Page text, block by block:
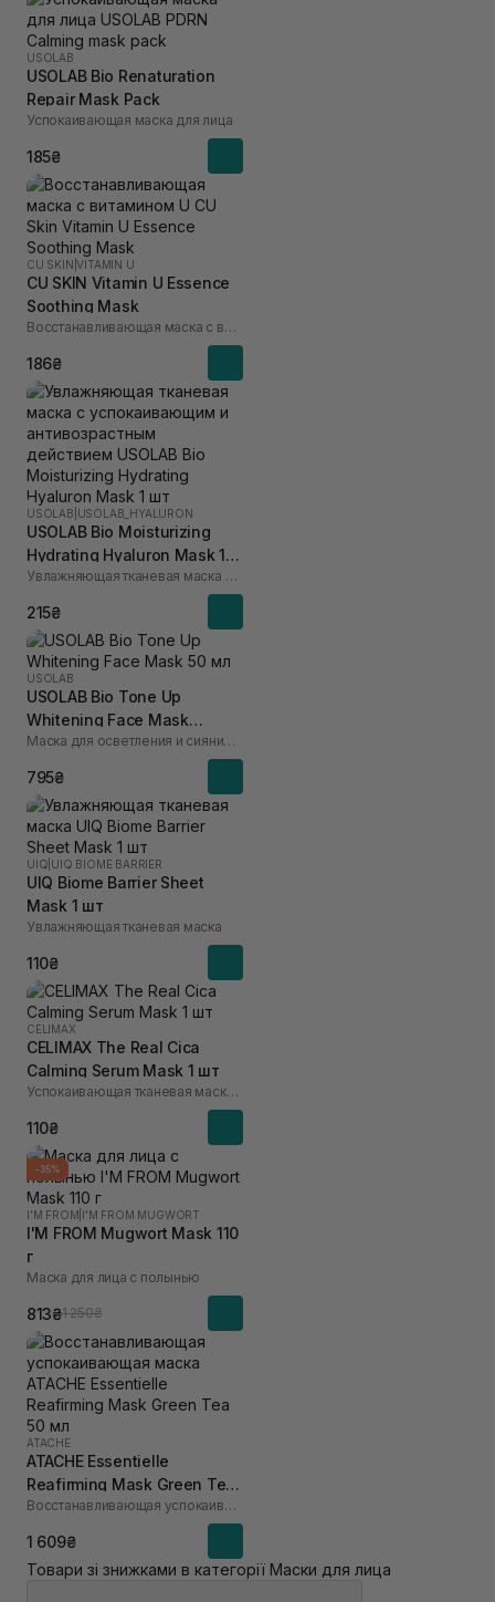
USOLAB
USOLAB Bio Renaturation
Repair Mask Pack
Успокаивающая маска для лица
185₴
CU SKIN |VITAMIN U
CU SKIN Vitamin U Essence
Soothing Mask
Восстанавливающая маска с витамином U
186₴
USOLAB USOLAB_HYALURON
USOLAB Bio Moisturizing
Hydrating Hyaluron Mask 1
шт
Увлажняющая тканевая маска с успокаивающим и антивозрастным действием
215₴
USOLAB
USOLAB Bio Tone Up
Whitening Face Mask
против тусклости и
Маска для осветления и сияния кожи лица
795₴
UIQ UIQ BIOME BARRIER
UIQ Biome Barrier Sheet
Mask 1 шт
Увлажняющая тканевая маска
110₴
CELIMAX
CELIMAX The Real Cica
Calming Serum Mask 1 шт
Успокаивающая тканевая маска для лица
110₴
-35%
I'M FROM I'M FROM MUGWORT
I'M FROM Mugwort Mask 110
г
Маска для лица с полынью
813₴1 250₴
ATACHE
ATACHE Essentielle
Reafirming Mask Green Tea
50 мл
Восстанавливающая успокаивающая маска
1 609₴
Товари зі знижками в категорії Маски для лица